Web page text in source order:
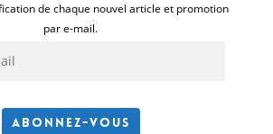
de chaque nouvel article et promotion
par e-mail.
Abonnez-vous